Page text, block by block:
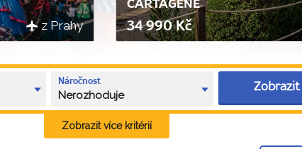
z Prahy
CARTAGENĚ
34 990 Kč
Náročnost
Nerozhoduje
Zobrazit
Zobrazit více kritérií